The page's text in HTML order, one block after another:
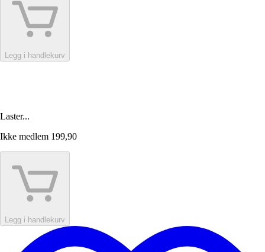
Legg i handlekurv
Laster...
Ikke medlem 199,90
Legg i handlekurv